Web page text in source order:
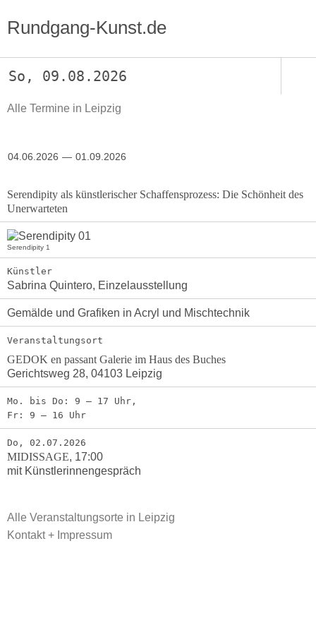
Rundgang-Kunst.de
So, 09.08.2026
Alle Termine in Leipzig
04.06.2026 01.09.2026
Serendipity als künstlerischer Schaffensprozess: Die Schönheit des
Unerwarteten
Serendipity 1
Künstler
Sabrina Quintero, Einzelausstellung
Gemälde und Grafiken in Acryl und Mischtechnik
Veranstaltungsort
GEDOK en passant Galerie im Haus des Buches
Gerichtsweg 28, 04103 Leipzig
Mo. bis Do: 9 – 17 Uhr,
Fr: 9 – 16 Uhr
Do, 02.07.2026
MIDISSAGE, 17:00
mit Künstlerinnengespräch
Alle Veranstaltungsorte in Leipzig
Kontakt + Impressum